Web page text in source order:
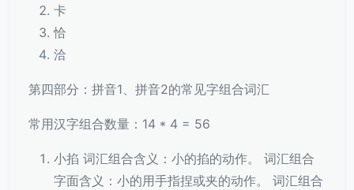
卡
恰
洽
第四部分：拼音1、拼音2的常见字组合词汇
常用汉字组合数量：14 * 4 = 56
小掐 词汇组合含义：小的掐的动作。 词汇组合
字面含义：小的用手指捏或夹的动作。 词汇组合